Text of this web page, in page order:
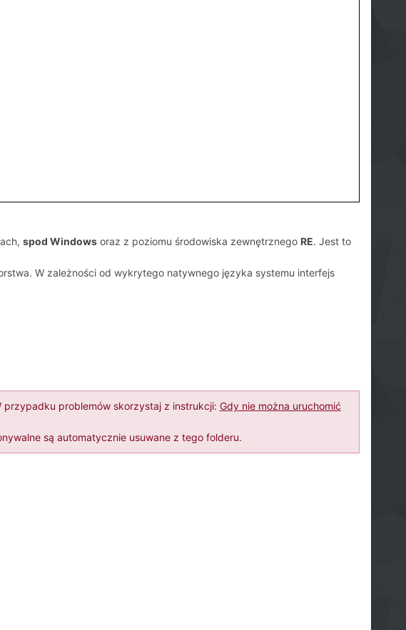
spod Windowsoraz z poziomu środowiska zewnętrznego RE. Jest to
W zależności od wykrytego natywnego języka systemu interfejs
przypadku problemów skorzystaj z instrukcji: Gdy nie można uruchomić
są automatycznie usuwane z tego folderu.